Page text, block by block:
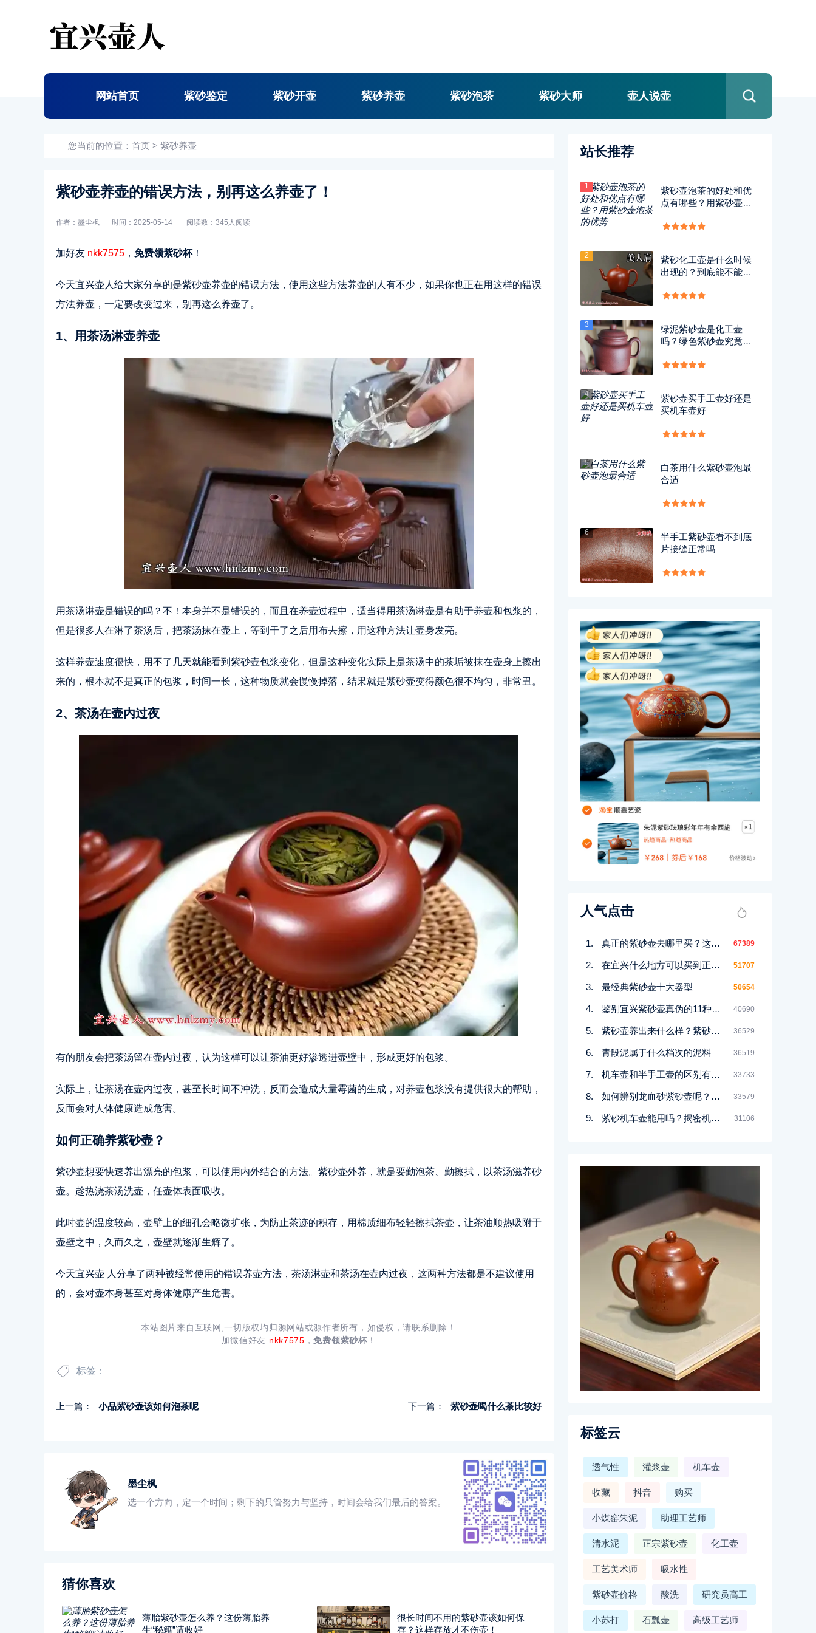
网站首页 紫砂鉴定 紫砂开壶 紫砂养壶 紫砂泡茶 紫砂大师 壶人说壶
您当前的位置： 首页 > 紫砂养壶
紫砂壶养壶的错误方法，别再这么养壶了！
作者：墨尘枫 时间：2025-05-14 阅读数： 345人阅读
加好友 nkk7575 ， 免费领紫砂杯！
今天宜兴壶人给大家分享的是紫砂壶养壶的错误方法，使用这些方法养壶的人有不少，如果你也正在用这样的错误
方法养壶，一定要改变过来，别再这么养壶了。
1、用茶汤淋壶养壶
用茶汤淋壶是错误的吗？不！本身并不是错误的，而且在养壶过程中，适当得用茶汤淋壶是有助于养壶和包浆的，
但是很多人在淋了茶汤后，把茶汤抹在壶上，等到干了之后用布去擦，用这种方法让壶身发亮。
这样养壶速度很快，用不了几天就能看到紫砂壶包浆变化，但是这种变化实际上是茶汤中的茶垢被抹在壶身上擦出
来的，根本就不是真正的包浆，时间一长，这种物质就会慢慢掉落，结果就是紫砂壶变得颜色很不均匀，非常丑。
2、茶汤在壶内过夜
有的朋友会把茶汤留在壶内过夜，认为这样可以让茶油更好渗透进壶壁中，形成更好的包浆。
实际上，让茶汤在壶内过夜，甚至长时间不冲洗，反而会造成大量霉菌的生成，对养壶包浆没有提供很大的帮助，
反而会对人体健康造成危害。
如何正确养紫砂壶？
紫砂壶想要快速养出漂亮的包浆，可以使用内外结合的方法。紫砂壶外养，就是要勤泡茶、勤擦拭，以茶汤滋养砂
壶。趁热浇茶汤洗壶，任壶体表面吸收。
此时壶的温度较高，壶壁上的细孔会略微扩张，为防止茶迹的积存，用棉质细布轻轻擦拭茶壶，让茶油顺热吸附于
壶壁之中，久而久之，壶壁就逐渐生辉了。
今天宜兴壶 人分享了两种被经常使用的错误养壶方法，茶汤淋壶和茶汤在壶内过夜，这两种方法都是不建议使用
的，会对壶本身甚至对身体健康产生危害。
本站图片来自互联网,一切版权均归源网站或源作者所有，如侵权，请联系删除！
加微信好友 nkk7575 ，免费领紫砂杯！
标签：
上一篇： 小品紫砂壶该如何泡茶呢 下一篇： 紫砂壶喝什么茶比较好
墨尘枫
选一个方向，定一个时间；剩下的只管努力与坚持，时间会给我们最后的答案。
猜你喜欢
薄胎紫砂壶怎么养？这份薄胎养
生“秘籍”请收好
很长时间不用的紫砂壶该如何保
存？这样存放才不伤壶！
站长推荐
1
紫砂壶泡茶的好处和优
点有哪些？用紫砂壶泡
2
紫砂化工壶是什么时候
出现的？到底能不能
3
绿泥紫砂壶是化工壶
吗？绿色紫砂壶究竟有
4
紫砂壶买手工壶好还是
买机车壶好
5
白茶用什么紫砂壶泡最
合适
6
半手工紫砂壶看不到底
片接缝正常吗
人气点击
真正的紫砂壶去哪里买？这几个地方都能买到！ 67389
在宜兴什么地方可以买到正宗紫砂壶 51707
最经典紫砂壶十大器型 50654
鉴别宜兴紫砂壶真伪的11种好方法 40690
紫砂壶养出来什么样？紫砂壶包浆前后对比图鉴赏 36529
青段泥属于什么档次的泥料 36519
机车壶和半手工壶的区别有哪些 33733
如何辨别龙血砂紫砂壶呢？记住一点 33579
紫砂机车壶能用吗？揭密机车壶的真实面目 31106
标签云
透气性 灌浆壶 机车壶
收藏 抖音 购买
小煤窑朱泥 助理工艺师
清水泥 正宗紫砂壶 化工壶
工艺美术师 吸水性
紫砂壶价格 酸洗 研究员高工
小苏打 石瓢壶 高级工艺师